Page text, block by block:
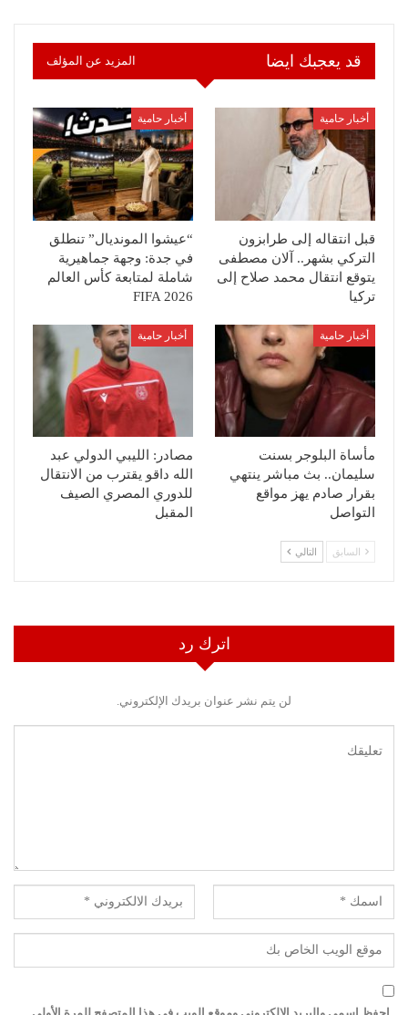
قد يعجبك ايضا المزيد عن المؤلف
أخبار حامية
قبل انتقاله إلى طرابزون
التركي بشهر.. آلان مصطفى
يتوقع انتقال محمد صلاح إلى
تركيا
أخبار حامية
“عيشوا المونديال” تنطلق
في جدة: وجهة جماهيرية
شاملة لمتابعة كأس العالم
FIFA 2026
أخبار حامية
مأساة البلوجر بسنت
سليمان.. بث مباشر ينتهي
بقرار صادم يهز مواقع
التواصل
أخبار حامية
مصادر: الليبي الدولي عبد
الله داقو يقترب من الانتقال
للدوري المصري الصيف
المقبل
السابق التالي
اترك رد
لن يتم نشر عنوان بريدك الإلكتروني.